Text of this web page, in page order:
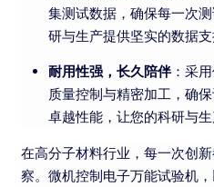
集测试数据，确保每一次
研与生产提供坚实的数据支
耐用性强，长久陪伴：采
质量控制与精密加工，确
卓越性能，让您的科研与生
在高分子材料行业，每一次创
察。微机控制电子万能试验机